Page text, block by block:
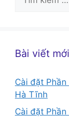
Bài viết mới
Cài đặt
Hà Tĩnh
Cài đặt